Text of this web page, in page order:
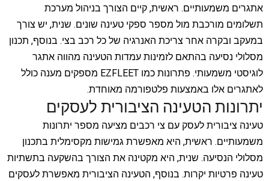
אתגרים משמעותיים. ראשית, קיים הצורך בניהול מערכת
תשלומים מורכבת מול מספר ספקי טעינה שונים. שנית, יש צורך
במעקב ובקרה אחר צריכת האנרגיה של כל רכב בצי. בנוסף, תכנון
מסלולי נסיעה בהתאם לזמינות עמדות הטעינה מהווה אתגר
לוגיסטי משמעותי. פתרונות כמו EZFLEET מספקים מענה כולל
לאתגרים אלו באמצעות פלטפורמה מאוחדת.
יתרונות הטעינה הציבורית לעסקים
טעינה ציבורית לעסק עם צי רכבים מציעה מספר יתרונות
משמעותיים. ראשית, היא מאפשרת גמישות מקסימלית בתכנון
מסלולי הנסיעה. שנית, היא מקטינה את הצורך בהשקעה בתשתיות
טעינה פרטיות יקרות. בנוסף, הטעינה הציבורית מאפשרת לעסקים